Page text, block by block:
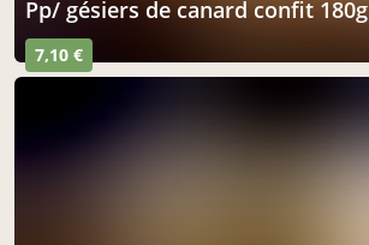
pp/ gésiers de canard confit 180g
7,10 €